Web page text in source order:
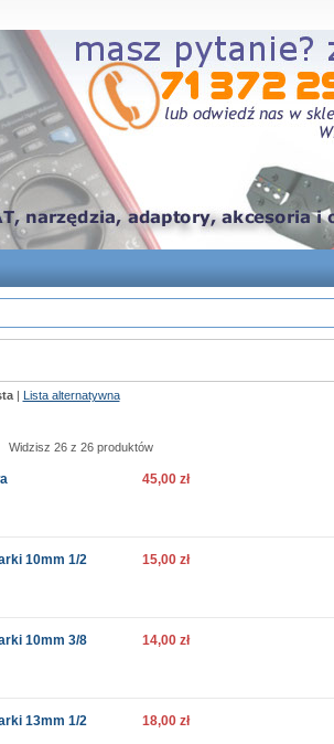
| Lista alternatywna
Widzisz 26 z 26 produktów
45,00 zł
10mm 1/2 15,00 zł
10mm 3/8 14,00 zł
13mm 1/2 18,00 zł